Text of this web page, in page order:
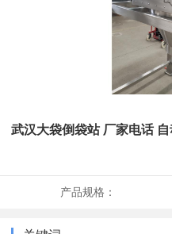
武汉大袋倒袋站 厂家电话
产品规格：